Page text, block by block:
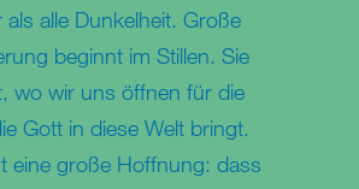
als alle Dunkelheit. Große
beginnt im Stillen. Sie
wo wir uns öffnen für die
Gott in diese Welt bringt.
eine große Hoffnung: dass